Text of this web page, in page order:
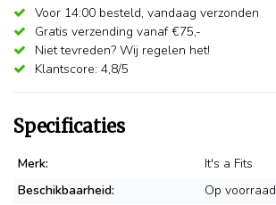
Voor 14:00 besteld, vandaag verzonden
Gratis verzending vanaf €75,-
Niet tevreden? Wij regelen het!
Klantscore: 4,8/5
Specificaties
Merk:
It's a Fits
Beschikbaarheid:
Op voorraad